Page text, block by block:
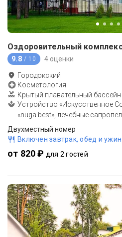
Оздоровительный
9.8 / 10 4 оценки
Городокский
Косметология
Крытый плавательный бассейн
Устройство «Искусственное
«nuga best», лечебные
Двухместный номер
Включен завтрак, обед и ужин
от 820 ₽ для 2 гостей